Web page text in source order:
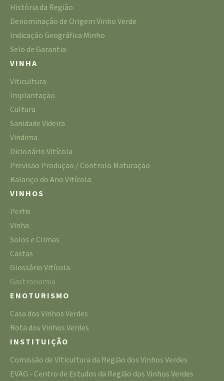
História da Região
Denominação de Origem Vinho Verde
Indicação Geográfica Minho
Selo de Garantia
VINHA
Viticultura
Implantação
Cultura
Sanidade Videira
Vindima
Dicionário Vitícola
Previsão Produção / Controlo Maturação
Balanço do Ano Vitícola
VINHOS
Perfis
Vinha
Solos e Climas
Castas
Glossário Vitícola
Gastronomia
ENOTURISMO
Casa dos Vinhos Verdes
Rota dos Vinhos Verdes
INSTITUIÇÃO
Comissão de Viticultura da Região dos Vinhos Verdes
EVAG - Centro de Estudos da Região dos Vinhos Verdes